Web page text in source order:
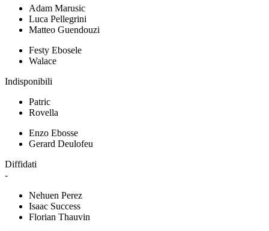
Adam Marusic
Luca Pellegrini
Matteo Guendouzi
Festy Ebosele
Walace
Indisponibili
Patric
Rovella
Enzo Ebosse
Gerard Deulofeu
Diffidati
-
Nehuen Perez
Isaac Success
Florian Thauvin